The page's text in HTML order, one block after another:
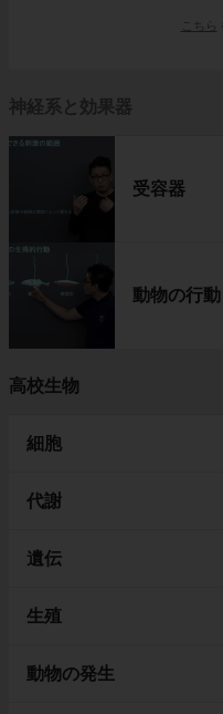
こちら
神経系と効果器
受容器
動物の行動
高校生物
細胞
代謝
遺伝
生殖
動物の発生